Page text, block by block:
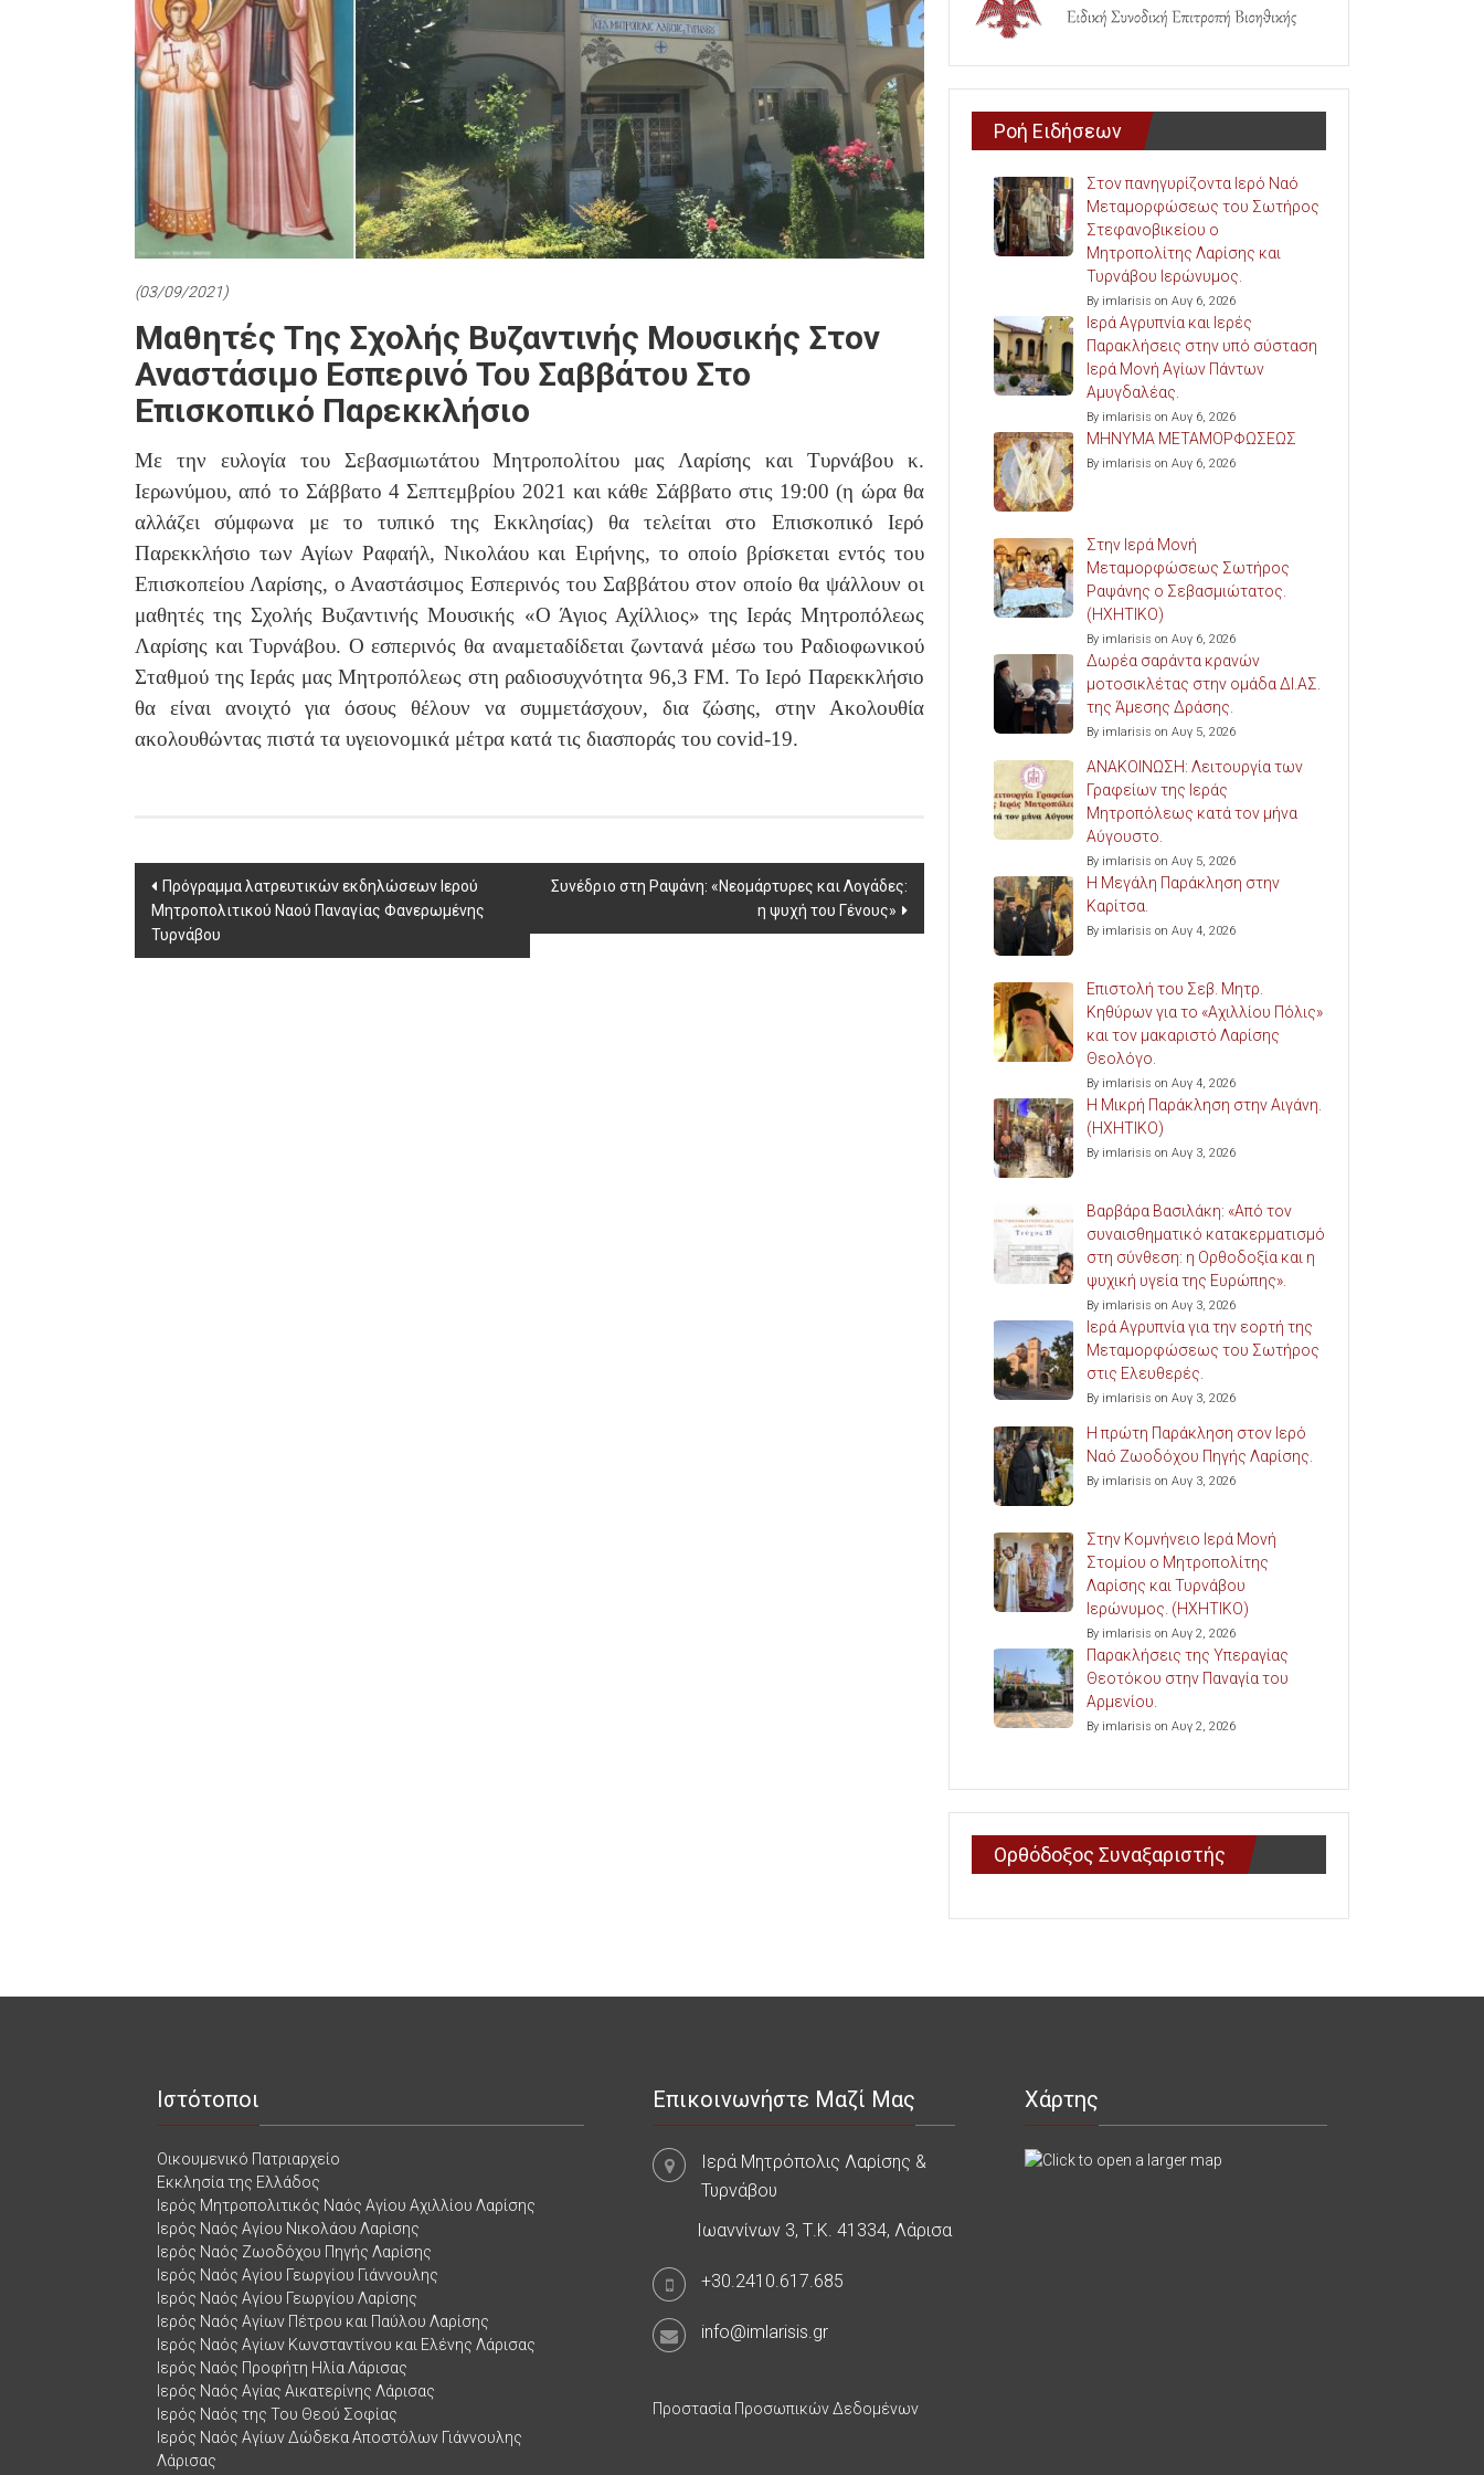
(03/09/2021)
Μαθητές Της Σχολής Βυζαντινής Μουσικής Στον
Αναστάσιμο Εσπερινό Του Σαββάτου Στο
Επισκοπικό Παρεκκλήσιο
Με την ευλογία του Σεβασμιωτάτου Μητροπολίτου μας Λαρίσης και Τυρνάβου κ.
Ιερωνύμου, από το Σάββατο 4 Σεπτεμβρίου 2021 και κάθε Σάββατο στις 19:00 (η ώρα θα
αλλάζει σύμφωνα με το τυπικό της Εκκλησίας) θα τελείται στο Επισκοπικό Ιερό
Παρεκκλήσιο των Αγίων Ραφαήλ, Νικολάου και Ειρήνης, το οποίο βρίσκεται εντός του
Επισκοπείου Λαρίσης, ο Αναστάσιμος Εσπερινός του Σαββάτου στον οποίο θα ψάλλουν οι
μαθητές της Σχολής Βυζαντινής Μουσικής «Ο Άγιος Αχίλλιος» της Ιεράς Μητροπόλεως
Λαρίσης και Τυρνάβου. Ο εσπερινός θα αναμεταδίδεται ζωντανά μέσω του Ραδιοφωνικού
Σταθμού της Ιεράς μας Μητροπόλεως στη ραδιοσυχνότητα 96,3 FM. Το Ιερό Παρεκκλήσιο
θα είναι ανοιχτό για όσους θέλουν να συμμετάσχουν, δια ζώσης, στην Ακολουθία
ακολουθώντας πιστά τα υγειονομικά μέτρα κατά τις διασποράς του covid-19.
Post
navigation
Πρόγραμμα λατρευτικών εκδηλώσεων Ιερού
Μητροπολιτικού Ναού Παναγίας Φανερωμένης
Τυρνάβου
Συνέδριο στη Ραψάνη: «Νεομάρτυρες και Λογάδες:
η ψυχή του Γένους»
Ροή Ειδήσεων
Στον πανηγυρίζοντα Ιερό Ναό
Μεταμορφώσεως του Σωτήρος
Στεφανοβικείου ο
Μητροπολίτης Λαρίσης και
Τυρνάβου Ιερώνυμος.
By imlarisis on Αυγ 6, 2026
Ιερά Αγρυπνία και Ιερές
Παρακλήσεις στην υπό σύσταση
Ιερά Μονή Αγίων Πάντων
Αμυγδαλέας.
By imlarisis on Αυγ 6, 2026
ΜΗΝΥΜΑ ΜΕΤΑΜΟΡΦΩΣΕΩΣ
By imlarisis on Αυγ 6, 2026
Στην Ιερά Μονή
Μεταμορφώσεως Σωτήρος
Ραψάνης ο Σεβασμιώτατος.
(ΗΧΗΤΙΚΟ)
By imlarisis on Αυγ 6, 2026
Δωρέα σαράντα κρανών
μοτοσικλέτας στην ομάδα ΔΙ.ΑΣ.
της Άμεσης Δράσης.
By imlarisis on Αυγ 5, 2026
ΑΝΑΚΟΙΝΩΣΗ: Λειτουργία των
Γραφείων της Ιεράς
Μητροπόλεως κατά τον μήνα
Αύγουστο.
By imlarisis on Αυγ 5, 2026
Η Μεγάλη Παράκληση στην
Καρίτσα.
By imlarisis on Αυγ 4, 2026
Επιστολή του Σεβ. Μητρ.
Κηθύρων για το «Αχιλλίου Πόλις»
και τον μακαριστό Λαρίσης
Θεολόγο.
By imlarisis on Αυγ 4, 2026
Η Μικρή Παράκληση στην Αιγάνη.
(ΗΧΗΤΙΚΟ)
By imlarisis on Αυγ 3, 2026
Βαρβάρα Βασιλάκη: «Από τον
συναισθηματικό κατακερματισμό
στη σύνθεση: η Ορθοδοξία και η
ψυχική υγεία της Ευρώπης».
By imlarisis on Αυγ 3, 2026
Ιερά Αγρυπνία για την εορτή της
Μεταμορφώσεως του Σωτήρος
στις Ελευθερές.
By imlarisis on Αυγ 3, 2026
Η πρώτη Παράκληση στον Ιερό
Ναό Ζωοδόχου Πηγής Λαρίσης.
By imlarisis on Αυγ 3, 2026
Στην Κομνήνειο Ιερά Μονή
Στομίου ο Μητροπολίτης
Λαρίσης και Τυρνάβου
Ιερώνυμος. (ΗΧΗΤΙΚΟ)
By imlarisis on Αυγ 2, 2026
Παρακλήσεις της Υπεραγίας
Θεοτόκου στην Παναγία του
Αρμενίου.
By imlarisis on Αυγ 2, 2026
Ορθόδοξος Συναξαριστής
Ιστότοποι
Οικουμενικό Πατριαρχείο
Εκκλησία της Ελλάδος
Ιερός Μητροπολιτικός Ναός Αγίου Αχιλλίου Λαρίσης
Ιερός Ναός Αγίου Νικολάου Λαρίσης
Ιερός Ναός Ζωοδόχου Πηγής Λαρίσης
Ιερός Ναός Αγίου Γεωργίου Γιάννουλης
Ιερός Ναός Αγίου Γεωργίου Λαρίσης
Ιερός Ναός Αγίων Πέτρου και Παύλου Λαρίσης
Ιερός Ναός Αγίων Κωνσταντίνου και Ελένης Λάρισας
Ιερός Ναός Προφήτη Ηλία Λάρισας
Ιερός Ναός Αγίας Αικατερίνης Λάρισας
Ιερός Ναός της Του Θεού Σοφίας
Ιερός Ναός Αγίων Δώδεκα Αποστόλων Γιάννουλης
Λάρισας
Επικοινωνήστε Μαζί Μας
Ιερά Μητρόπολις Λαρίσης &
Τυρνάβου
Ιωαννίνων 3, Τ.Κ. 41334, Λάρισα
+30.2410.617.685
info@imlarisis.gr
Προστασία Προσωπικών Δεδομένων
Χάρτης